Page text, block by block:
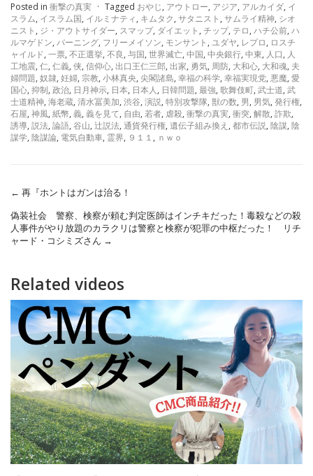
Posted in 衝撃の真実 · Tagged おやじ, アウトロー, アジア, アルカイダ, イ
スラム, イスラム国, イルミナティ, キムタク, サタニスト , サムライ精神, シオ
ニスト , ジ・アウトサイダー, スマップ, ダイエット , チップ, テロ, ハチ公前, ハ
ルマゲドン, バーニング, フリーメイソン, モンサント , ユダヤ, レプロ, ロスチ
ャイルド, 一票, 不正選挙, 不良, 与国, 世界滅亡, 中国, 中央銀行, 中東, 人口, 人
工地震, 仁, 仁義, 侠, 信仰心, 出口王仁三郎, 出家, 勇気, 周防, 大和心, 大和魂, 夫
婦問題, 奴隷, 妊婦, 宗教, 小林真央, 尖閣諸島, 幸福の科学, 幸福実現党, 悪魔, 愛
国心, 抑制, 政治, 日月神示, 日本, 日本人, 日韓問題, 最強, 歌舞伎町, 武士道, 武
士道精神, 海老蔵, 清水冨美加, 渋谷, 演説, 特別攻撃隊, 獣の数, 男, 男気, 発行権,
石屋, 神風, 紙幣, 義, 義を見て, 自由, 若者, 虐殺, 衝撃の真実, 衝突, 解散, 詐欺,
誘導, 説法, 論語, 谷山, 辻説法, 通貨発行権, 遺伝子組み換え , 都市伝説, 陰謀, 陰
謀学, 陰謀論, 電気自動車, 霊界, ９１１ , ｎｗｏ
← 再『ホントはガンは治る！
偽装社会 警察、検察が頼む判定医師はインチキだった！毒殺などの殺
人事件がやり放題のカラクリは警察と検察が犯罪の中枢だった！ リチ
ャード・コシミズさん →
Related videos